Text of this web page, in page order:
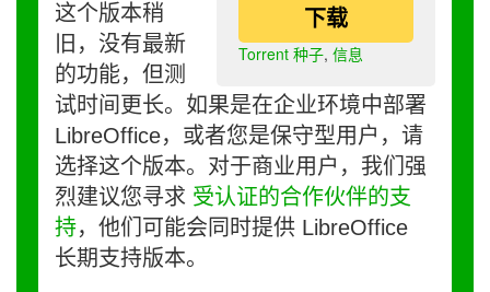
下载
Torrent 种子, 信息
这个版本稍
旧，没有最新
的功能，但测
试时间更长。如果是在企业环境中部署
LibreOffice，或者您是保守型用户，请
选择这个版本。对于商业用户，我们强
烈建议您寻求 受认证的合作伙伴的支
持，他们可能会同时提供 LibreOffice
长期支持版本。